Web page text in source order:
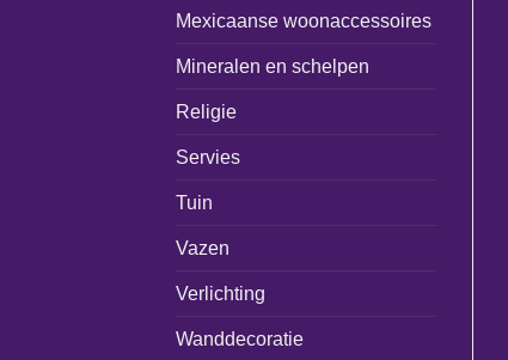
Mexicaanse woonaccessoires
Mineralen en schelpen
Religie
Servies
Tuin
Vazen
Verlichting
Wanddecoratie